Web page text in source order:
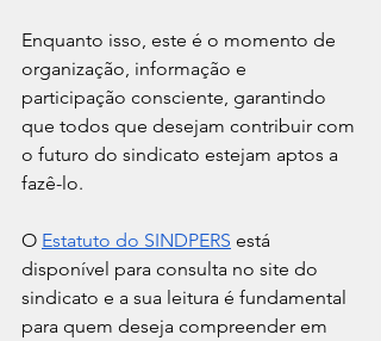
Enquanto isso, este é o momento de
organização, informação e
participação consciente, garantindo
que todos que desejam contribuir com
o futuro do sindicato estejam aptos a
fazê-lo.
O Estatuto do SINDPERS está
disponível para consulta no site do
sindicato e a sua leitura é fundamental
para quem deseja compreender em